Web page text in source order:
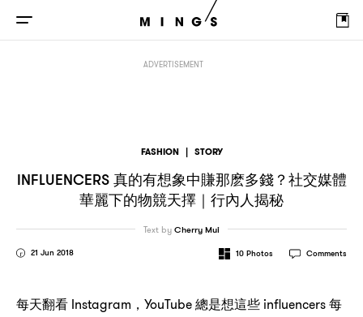
ADVERTISEMENT
FASHION | STORY
INFLUENCERS 真的有想象中賺那麽多錢？ 社交媒體
華麗下的物競天擇 ｜ 行內人揭秘
21 Jun 2018
Text byCherry Mui
10 Photos Comments
每天翻看 Instagram，YouTube 總是想這些 influencers 每
真的有想象中賺那麽多錢 ？ 社交媒體華麗下的物競天擇 行內人揭秘